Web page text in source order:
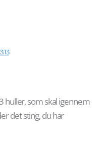
huller, som skal igennem
det sting, du har